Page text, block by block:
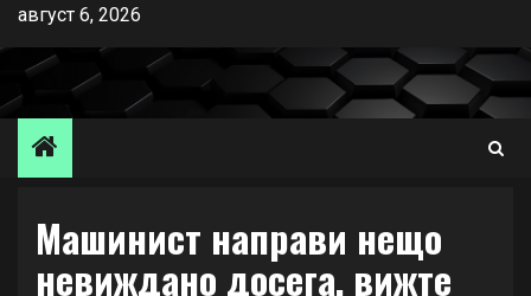
Skip
content
август 6, 2026
Машинист направи нещо
невиждано досега, вижте